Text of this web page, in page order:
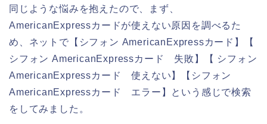
同じような悩みを抱えたので、まず、
AmericanExpressカードが使えない原因を調べるた
め、ネットで【シフォン AmericanExpressカード】【
シフォン AmericanExpressカード 失敗】【 シフォン
AmericanExpressカード 使えない】【シフォン
AmericanExpressカード エラー】という感じで検索
をしてみました。